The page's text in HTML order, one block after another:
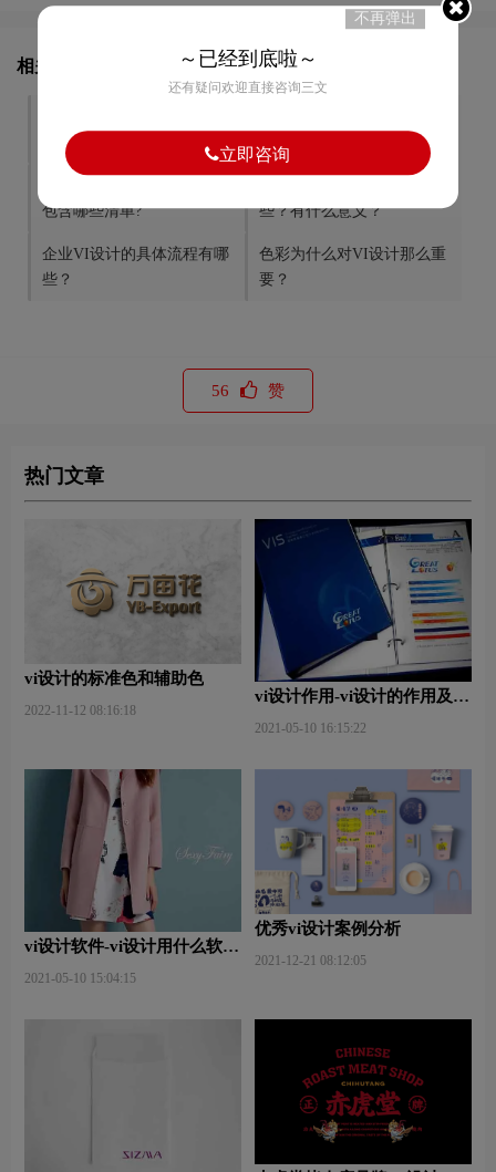
相关文章推荐
些特点？
什么？
包含哪些清单?
些？有什么意义？
企业VI设计的具体流程有哪
些？
色彩为什么对VI设计那么重
要？
56 赞
热门文章
vi设计的标准色和辅助色
2022-11-12 08:16:18
vi设计作用-vi设计的作用及意
2021-05-10 16:15:22
vi设计软件-vi设计用什么软件
2021-05-10 15:04:15
优秀vi设计案例分析
2021-12-21 08:12:05
不再弹出
～已经到底啦～
还有疑问欢迎直接咨询三文
立即咨询